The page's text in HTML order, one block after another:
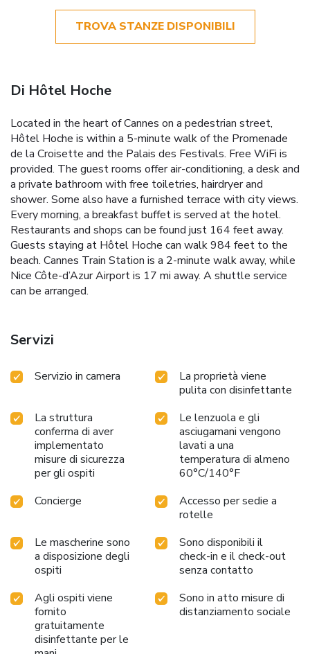
TROVA STANZE DISPONIBILI
Di Hôtel Hoche
Located in the heart of Cannes on a pedestrian street,
Hôtel Hoche is within a 5-minute walk of the Promenade
de la Croisette and the Palais des Festivals. Free WiFi is
provided. The guest rooms offer air-conditioning, a desk and
a private bathroom with free toiletries, hairdryer and
shower. Some also have a furnished terrace with city views.
Every morning, a breakfast buffet is served at the hotel.
Restaurants and shops can be found just 164 feet away.
Guests staying at Hôtel Hoche can walk 984 feet to the
beach. Cannes Train Station is a 2-minute walk away, while
Nice Côte-d’Azur Airport is 17 mi away. A shuttle service
can be arranged.
Servizi
Servizio in camera
La proprietà viene
pulita con disinfettante
La struttura
conferma di aver
implementato
misure di sicurezza
per gli ospiti
Le lenzuola e gli
asciugamani vengono
lavati a una
temperatura di almeno
60°C/140°F
Concierge
Accesso per sedie a
rotelle
Le mascherine sono
a disposizione degli
ospiti
Sono disponibili il
check-in e il check-out
senza contatto
Agli ospiti viene
fornito
gratuitamente
disinfettante per le
Sono in atto misure di
distanziamento sociale